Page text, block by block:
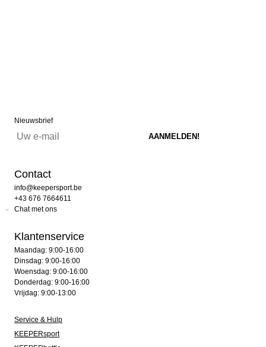
Nieuwsbrief
Contact
info@keepersport.be
+43 676 7664611
Chat met ons
Klantenservice
Maandag: 9:00-16:00
Dinsdag: 9:00-16:00
Woensdag: 9:00-16:00
Donderdag: 9:00-16:00
Vrijdag: 9:00-13:00
Service & Hulp
KEEPERsport